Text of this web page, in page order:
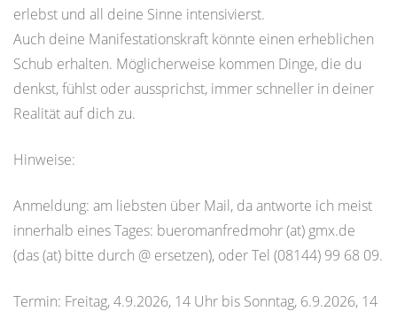
erlebst und all deine Sinne intensivierst.
Auch deine Manifestationskraft könnte einen erheblichen
Schub erhalten. Möglicherweise kommen Dinge, die du
denkst, fühlst oder aussprichst, immer schneller in deiner
Realität auf dich zu.
Hinweise:
Anmeldung: am liebsten über Mail, da antworte ich meist
innerhalb eines Tages: bueromanfredmohr (at) gmx.de
(das (at) bitte durch @ ersetzen), oder Tel (08144) 99 68 09.
Termin: Freitag, 4.9.2026, 14 Uhr bis Sonntag, 6.9.2026, 14